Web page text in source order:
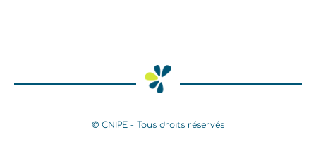
© CNIPE - Tous droits réservés